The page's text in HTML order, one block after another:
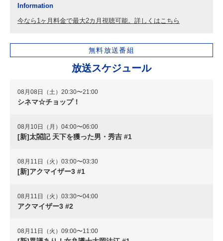
Information
今なら1ヶ月料金で最大2カ月視聴可能。詳しくはこちら
無料放送番組
放送スケジュール
08月08日（土）20:30〜21:00
シネマ☆チョップ！
08月10日（月）04:00〜06:00
[新]太閤記 天下を獲った男・秀吉 #1
08月11日（火）03:00〜03:30
[新]アクマイザー3 #1
08月11日（火）03:30〜04:00
アクマイザー3 #2
08月11日（火）09:00〜11:00